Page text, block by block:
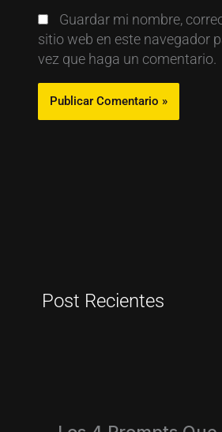
Guardar mi nombre,
sitio web en este navegador
vez que haga un comentario.
Post Recientes